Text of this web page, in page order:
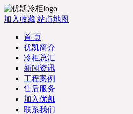
加入收藏 站点地图
首 页
优凯简介
冷柜总汇
新闻资讯
工程案例
售后服务
加入优凯
联系我们